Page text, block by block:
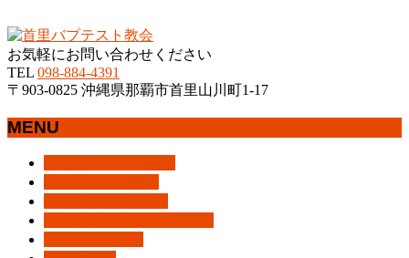
お気軽にお問い合わせください
TEL 098-884-4391
〒903-0825 沖縄県那覇市首里山川町1-17
MENU